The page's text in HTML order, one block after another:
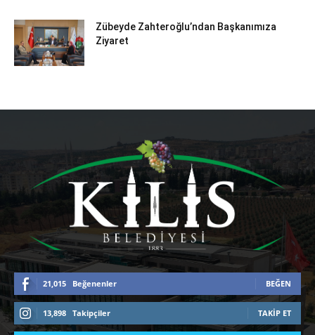
Zübeyde Zahteroğlu’ndan Başkanımıza
Ziyaret
21,015 Beğenenler BEĞEN
13,898 Takipçiler TAKIP ET